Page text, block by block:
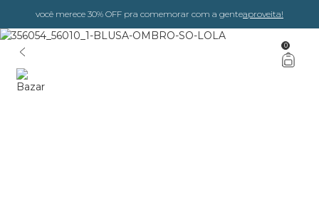
você merece 30% OFF pra comemorar com a genteaproveita!
0